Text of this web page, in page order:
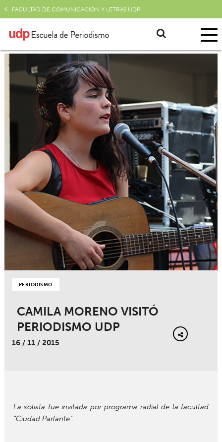
FACULTAD DE COMUNICACIÓN Y LETRAS UDP
PERIODISMO
CAMILA MORENO VISITÓ
PERIODISMO UDP
16 / 11 / 2015
La solista fue invitada por programa radial de la facultad
“Ciudad Parlante”.